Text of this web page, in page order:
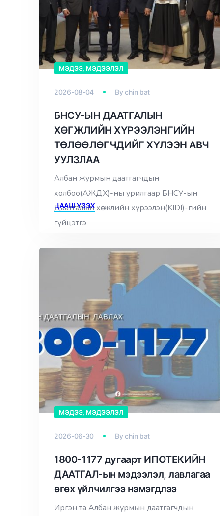
МЭДЭЭ, МЭДЭЭЛЭЛ
2026-08-04 Bychin bat
БНСУ-ЫН ДААТГАЛЫН
ХӨГЖЛИЙН ХҮРЭЭЛЭНГИЙН
ТӨЛӨӨЛӨГЧДИЙГ ХҮЛЭЭН АВЧ
УУЛЗЛАА
Албан журмын даатгагчдын
холбоо(АЖДХ)-ны урилгаар БНСУ-ын
Даатгалын хөгжлийн хүрээлэн(KIDI)-гийн
гүйцэтгэ
ЦААШ ҮЗЭХ
МЭДЭЭ, МЭДЭЭЛЭЛ
2026-06-30 Bychin bat
1800-1177 дугаарт ИПОТЕКИЙН
ДААТГАЛ-ын мэдээлэл, лавлагаа
өгөх үйлчилгээ нэмэгдлээ
Иргэн та Албан журмын даатгагчдын